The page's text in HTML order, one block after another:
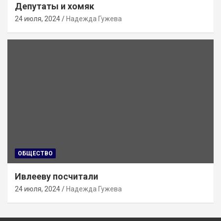
Депутаты и хомяк
24 июля, 2024 Надежда Гужева
ОБЩЕСТВО
Ивлееву посчитали
24 июля, 2024 Надежда Гужева